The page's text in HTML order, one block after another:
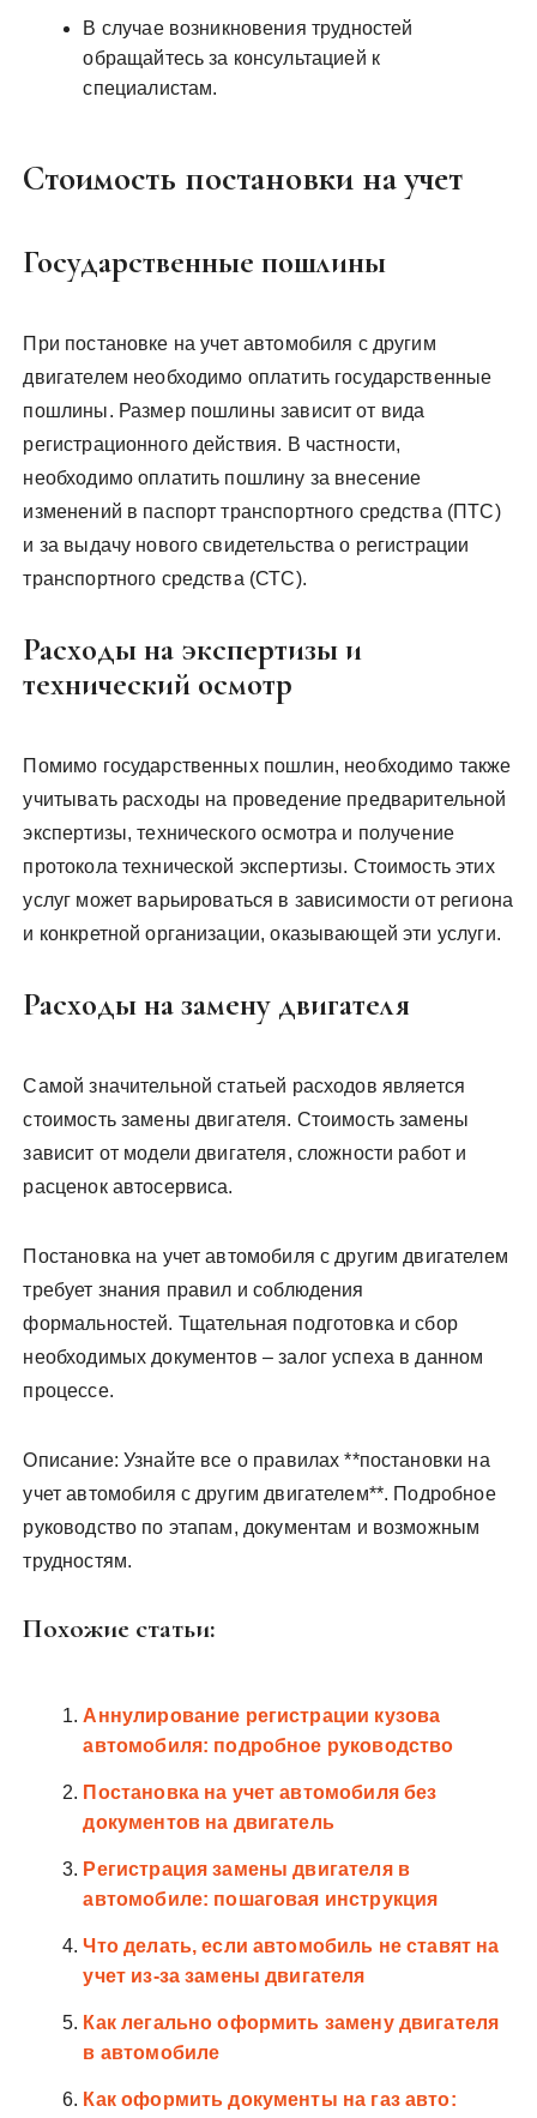
В случае возникновения трудностей
обращайтесь за консультацией к
специалистам.
Стоимость постановки на учет
Государственные пошлины
При постановке на учет автомобиля с другим
двигателем необходимо оплатить государственные
пошлины. Размер пошлины зависит от вида
регистрационного действия. В частности,
необходимо оплатить пошлину за внесение
изменений в паспорт транспортного средства (ПТС)
и за выдачу нового свидетельства о регистрации
транспортного средства (СТС).
Расходы на экспертизы и
технический осмотр
Помимо государственных пошлин, необходимо также
учитывать расходы на проведение предварительной
экспертизы, технического осмотра и получение
протокола технической экспертизы. Стоимость этих
услуг может варьироваться в зависимости от региона
и конкретной организации, оказывающей эти услуги.
Расходы на замену двигателя
Самой значительной статьей расходов является
стоимость замены двигателя. Стоимость замены
зависит от модели двигателя, сложности работ и
расценок автосервиса.
Постановка на учет автомобиля с другим двигателем
требует знания правил и соблюдения
формальностей. Тщательная подготовка и сбор
необходимых документов – залог успеха в данном
процессе.
Описание: Узнайте все о правилах **постановки на
учет автомобиля с другим двигателем**. Подробное
руководство по этапам, документам и возможным
трудностям.
Похожие статьи:
Аннулирование регистрации кузова
автомобиля: подробное руководство
Постановка на учет автомобиля без
документов на двигатель
Регистрация замены двигателя в
автомобиле: пошаговая инструкция
Что делать, если автомобиль не ставят на
учет из-за замены двигателя
Как легально оформить замену двигателя
в автомобиле
Как оформить документы на газ авто: